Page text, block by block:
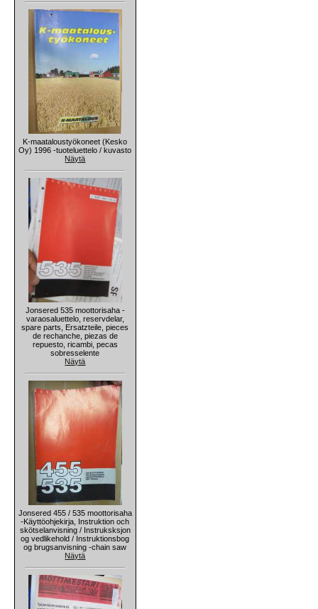
K-maataloustyökoneet (Kesko
Oy) 1996 -tuoteluettelo / kuvasto
Näytä
Jonsered 535 moottorisaha -
varaosaluettelo, reservdelar,
spare parts, Ersatzteile, pieces
de rechanche, piezas de
repuesto, ricambi, pecas
sobresselente
Näytä
Jonsered 455 / 535 moottorisaha
-Käyttöohjekirja, Instruktion och
skötselanvisning / Instruksksjon
og vedlikehold / Instruktionsbog
og brugsanvisning -chain saw
Näytä